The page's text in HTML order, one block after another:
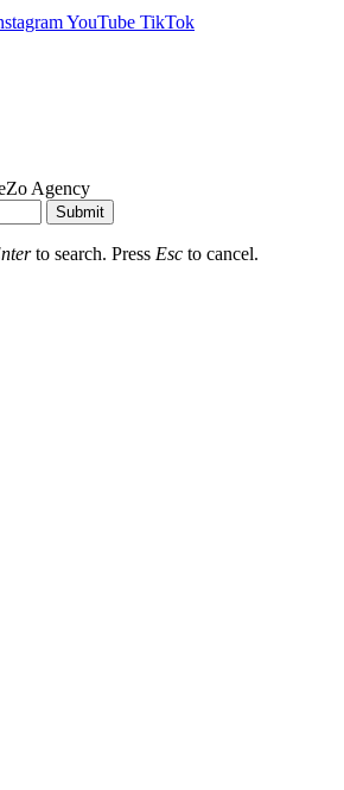
YouTube TikTok
Agency
Submit
to search. Press Esc to cancel.